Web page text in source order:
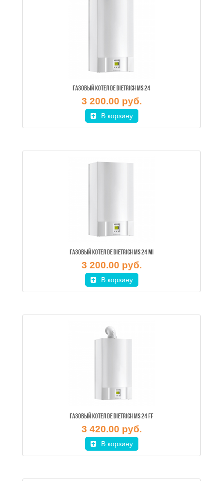
ГАЗОВЫЙ КОТЕЛ DE DIETRICH MS 24
3 200.00 руб.
В корзину
ГАЗОВЫЙ КОТЕЛ DE DIETRICH MS 24 MI
3 200.00 руб.
В корзину
ГАЗОВЫЙ КОТЕЛ DE DIETRICH MS 24 FF
3 420.00 руб.
В корзину